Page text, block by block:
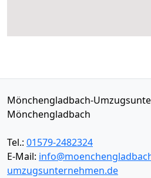
Mönchengladbach-
Mönchengladbach
Tel.: 01579-2482324
E-Mail:
umzugsunternehmen.de